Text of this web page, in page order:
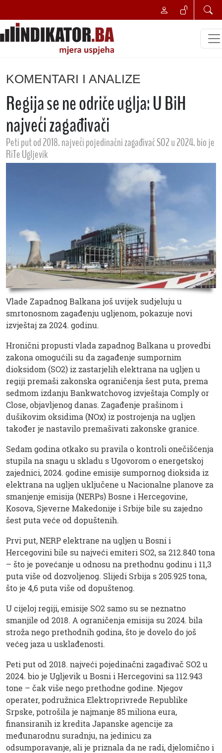
KOMENTARI I ANALIZE
Regija se ne odriče uglja: U BiH
najveći zagađivači
Peti put od 2018. najveći pojedinačni zagađivač SO2 u 2024. bio je
RiTe Ugljevik
Vlade Zapadnog Balkana još uvijek sudjeluju u
smrtonosnom zagađenju ugljenom, pokazuje novi
izvještaj za 2024. godinu.
Hronični propusti vlada zapadnog Balkana u provedbi
zakona omogućili su da zagađenje sumpornim
dioksidom (SO2) iz zastarjelih elektrana na ugljen u
regiji premaši zakonska ograničenja šest puta, prema
sedmom izdanju Bankwatchovog izvještaja Comply or
Close, objavljenog danas. Zagađenje prašinom i
dušikovim oksidima (NOx) iz postrojenja na ugljen
također je nastavilo premašivati ​​zakonske granice.
Sedam godina otkako su pravila o kontroli onečišćenja
stupila na snagu u skladu s Ugovorom o energetskoj
zajednici, 2024. godine emisije sumpornog dioksida iz
elektrana na ugljen uključene u Nacionalne planove za
smanjenje emisija (NERPs) Bosne i Hercegovine,
Kosova, Sjeverne Makedonije i Srbije bile su zajedno
šest puta veće od dopuštenih.
Prvi put, NERP elektrane na ugljen u Bosni i
Hercegovini bile su najveći emiteri SO2, sa 212.840 tona
– što je povećanje u odnosu na prethodnu godinu i 11,3
puta više od dozvoljenog. Slijedi Srbija s 205.925 tona,
što je 4,6 puta više od dopuštenog.
U cijeloj regiji, emisije SO2 samo su se neznatno
smanjile od 2018. A ograničenja emisija su 2024. bila
stroža nego prethodnih godina, što je dovelo do još
većeg jaza u usklađenosti.
Peti put od 2018. najveći pojedinačni zagađivač SO2 u
2024. bio je Ugljevik u Bosni i Hercegovini sa 112.943
tone – čak više nego prethodne godine. Njegov
operater, podružnica Elektroprivrede Republike
Srpske, potrošila je najmanje 85 miliona eura,
finansiranih iz kredita Japanske agencije za
međunarodnu suradnju, na jedinicu za
odsumporavanje, ali je priznala da ne radi, djelomično i